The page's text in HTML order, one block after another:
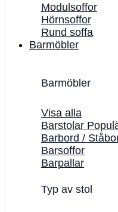
Modulsoffor
Hörnsoffor
Rund soffa
Barmöbler
Barmöbler
Visa alla
Barstolar
Barbord /
Barsoffor
Barpallar
Typ av stol